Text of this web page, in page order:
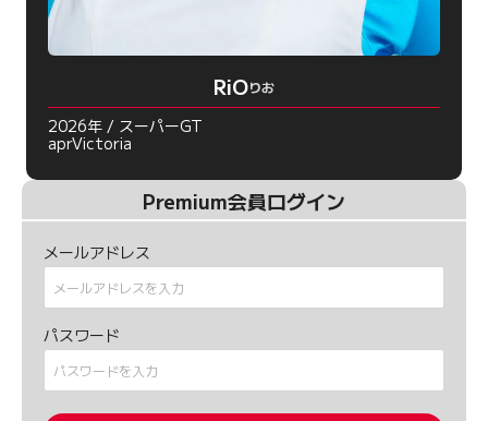
RiOりお
2026年 / スーパーGT
aprVictoria
Premium会員ログイン
メールアドレス
パスワード